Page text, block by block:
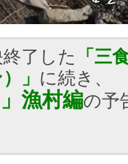
了した
「三
」 に続き、
漁村編の予